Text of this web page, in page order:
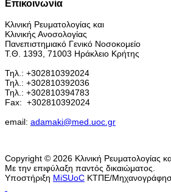
Επικοινωνία
Κλινική Ρευματολογίας και
Κλινικής Ανοσολογίας
Πανεπιστημιακό Γενικό Νοσοκομείο
Τ.Θ. 1393, 71003 Ηράκλειο Κρήτης
Τηλ.: +302810392024
Τηλ.: +302810392036
Τηλ.: +302810394783
Fax: +302810392024
email: adamaki@med.uoc.gr
Copyright © 2026 Κλινική Ρευματολογίας
Με την επιφύλαξη παντός δικαιώματος.
Υποστήριξη MiSUoC ΚΤΠΕ/